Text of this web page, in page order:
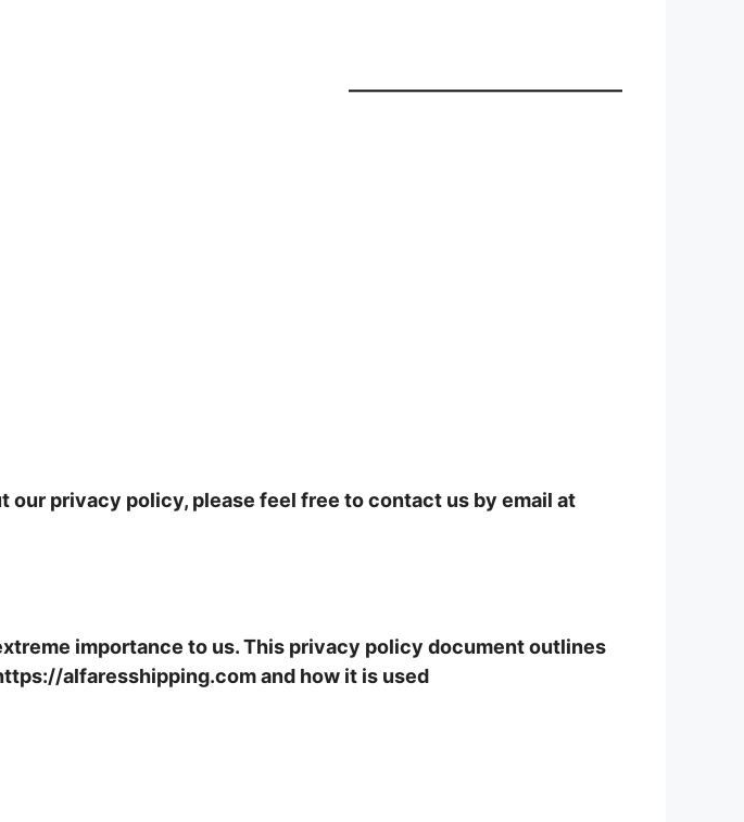
——————————————
privacy policy, please feel free to contact us by email at
importance to us. This privacy policy document outlines
alfaresshipping.com and how it is used